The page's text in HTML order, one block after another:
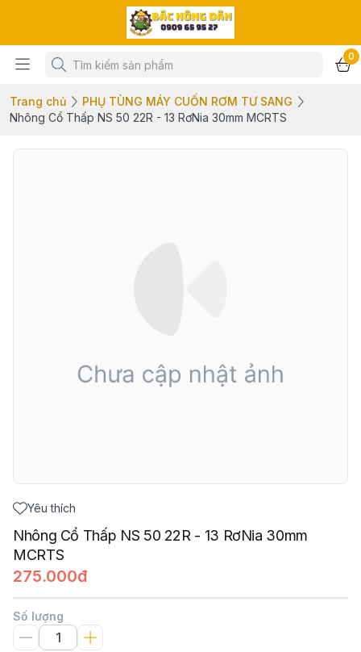
0
Trang chủ
PHỤ TÙNG MÁY CUỐN RƠM TƯ SANG
Nhông Cổ Thấp NS 50 22R - 13 RơNia 30mm MCRTS
Yêu thích
Nhông Cổ Thấp NS 50 22R - 13 RơNia 30mm
MCRTS
275.000đ
Số lượng